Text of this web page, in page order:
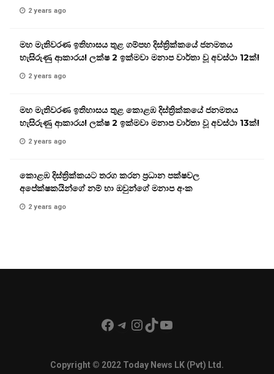
2 years ago
මහ මැතිවරණ ඉතිහාසය තුළ ගම්පහ දිස්ත්‍රික්කයේ ජනමතය
හැසිරුණු ආකාරය! ලක්ෂ 2 ඉක්මවා මනාප වාර්තා වූ අවස්ථා 12ක්!
2 years ago
මහ මැතිවරණ ඉතිහාසය තුළ කොළඹ දිස්ත්‍රික්කයේ ජනමතය
හැසිරුණු ආකාරය! ලක්ෂ 2 ඉක්මවා මනාප වාර්තා වූ අවස්ථා 13ක්!
2 years ago
කොළඹ දිස්ත්‍රික්කයට තරග කරන ප්‍රධාන පක්ෂවල
අපේක්ෂකයින්ගේ නම් හා ඔවුන්ගේ මනාප අංක
2 years ago
Facebook
Telegram
Instagram
TikTok
YouTube
Copyright © 2022 Today News LK (Pvt) Ltd.